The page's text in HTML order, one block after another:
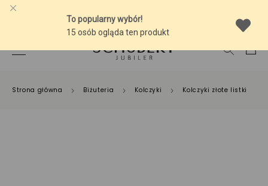
Strona główna Biżuteria Kolczyki Kolczyki złote listki